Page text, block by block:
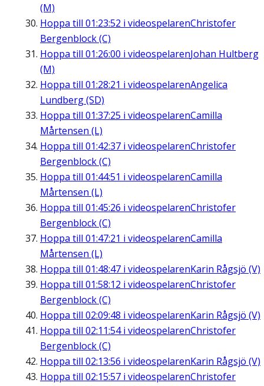
(M)
Hoppa till 01:23:52 i videospelarenChristofer
Bergenblock (C)
Hoppa till 01:26:00 i videospelarenJohan Hultberg
(M)
Hoppa till 01:28:21 i videospelarenAngelica
Lundberg (SD)
Hoppa till 01:37:25 i videospelarenCamilla
Mårtensen (L)
Hoppa till 01:42:37 i videospelarenChristofer
Bergenblock (C)
Hoppa till 01:44:51 i videospelarenCamilla
Mårtensen (L)
Hoppa till 01:45:26 i videospelarenChristofer
Bergenblock (C)
Hoppa till 01:47:21 i videospelarenCamilla
Mårtensen (L)
Hoppa till 01:48:47 i videospelarenKarin Rågsjö (V)
Hoppa till 01:58:12 i videospelarenChristofer
Bergenblock (C)
Hoppa till 02:09:48 i videospelarenKarin Rågsjö (V)
Hoppa till 02:11:54i videospelarenChristofer
Bergenblock (C)
Hoppa till 02:13:56 i videospelarenKarin Rågsjö (V)
Hoppa till 02:15:57 i videospelarenChristofer